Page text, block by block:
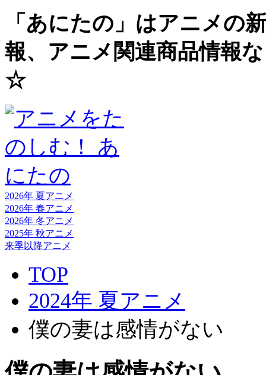
「あにたの」はアニメの
報、アニメ関連商品情報
☆
2026年 夏アニメ
2026年 春アニメ
2026年 冬アニメ
2025年 秋アニメ
来季以降アニメ
TOP
2024年 夏アニメ
僕の妻は感情がない